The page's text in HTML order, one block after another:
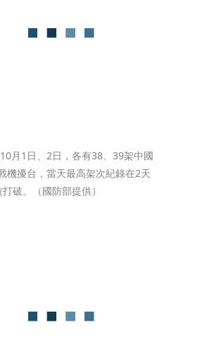
月1日、2日，各有38、39架中國
機擾台，當天最高架次紀錄在2天
破。（國防部提供）